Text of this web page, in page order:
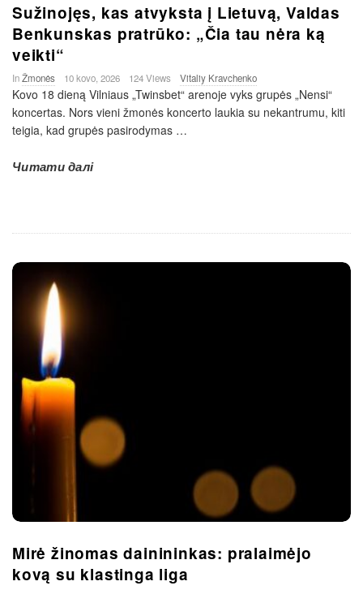
Sužinojęs, kas atvyksta į Lietuvą, Valdas
Benkunskas pratrūko: „Čia tau nėra ką
veikti“
InŽmonės 10 kovo, 2026 124 Views Vitaliy Kravchenko
Kovo 18 dieną Vilniaus „Twinsbet“ arenoje vyks grupės „Nensi“
koncertas. Nors vieni žmonės koncerto laukia su nekantrumu, kiti
teigia, kad grupės pasirodymas …
Читати далі
Mirė žinomas dainininkas: pralaimėjo
kovą su klastinga liga